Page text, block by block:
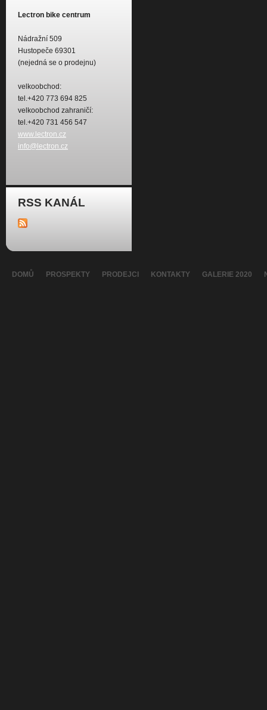
Lectron bike centrum
Nádražní 509
Hustopeče 69301
(nejedná se o prodejnu)
velkoobchod:
tel.+420 773 694 825
velkoobchod zahraničí:
tel.+420 731 456 547
www.lectron.cz
info@lectron.cz
RSS KANÁL
DOMŮ PROSPEKTY PRODEJCI KONTAKTY GALERIE 2020